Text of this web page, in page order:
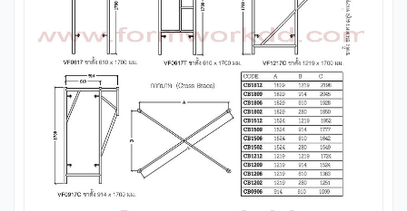
นั่งร้านรุ่น VF1215T &nbsp; ทดลองวางน้ำหนัก6250Kg บน
นั่งร้านรุ่น VF1209T &nbsp; &nbsp; ทดลองวางน้ำ
หนัก6250Kg บนนั่งร้านรุ่น VF1217 ข้อสำคํญ นั่งร้านเหล็กเป็น
อุปกรณ์ใช้ทำงานก่อสร้างที่ต้องอยู่ในความดูแลของวิศวะกรผู้
ควบคุมงาน การประกอบใช้งาน การวางนั่งร้านเพื่อรับน้ำน้ำ
หนักจำเป็นต้องคำนวนโดยวิศวกร &nbsp;